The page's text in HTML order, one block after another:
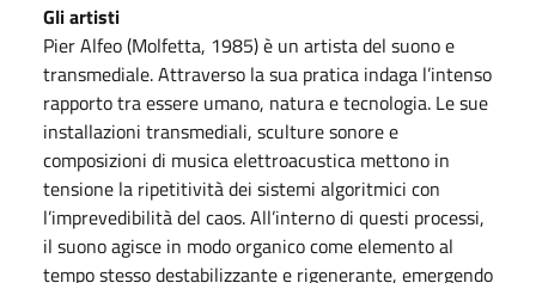
Gli artisti
Pier Alfeo (Molfetta, 1985) è un artista del suono e
transmediale. Attraverso la sua pratica indaga l’intenso
rapporto tra essere umano, natura e tecnologia. Le sue
installazioni transmediali, sculture sonore e
composizioni di musica elettroacustica mettono in
tensione la ripetitività dei sistemi algoritmici con
l’imprevedibilità del caos. All’interno di questi processi,
il suono agisce in modo organico come elemento al
tempo stesso destabilizzante e rigenerante, emergendo